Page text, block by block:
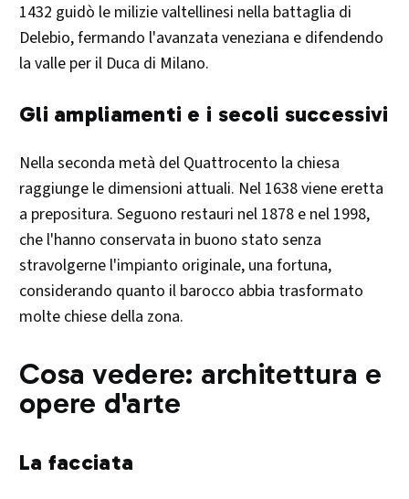
1432 guidò le milizie valtellinesi nella battaglia di
Delebio, fermando l'avanzata veneziana e difendendo
la valle per il Duca di Milano.
Gli ampliamenti e i secoli successivi
Nella seconda metà del Quattrocento la chiesa
raggiunge le dimensioni attuali. Nel 1638 viene eretta
a prepositura. Seguono restauri nel 1878 e nel 1998,
che l'hanno conservata in buono stato senza
stravolgerne l'impianto originale, una fortuna,
considerando quanto il barocco abbia trasformato
molte chiese della zona.
Cosa vedere: architettura e
opere d'arte
La facciata